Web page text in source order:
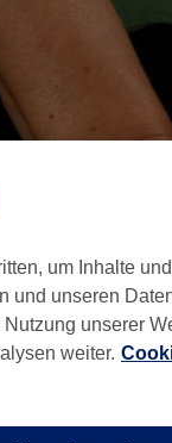
um Inhalte
und unseren
unserer
weiter.